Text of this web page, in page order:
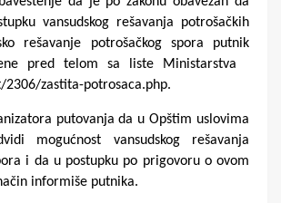
vansudskog rešavanja potrošačkih
rešavanje potrošačkog spora putnik
pred telom sa liste Ministarstva
2306/zastita-potrosaca.php.
putovanja da u Opštim uslovima
mogućnost vansudskog rešavanja
i da u postupku po prigovoru o ovom
informiše putnika.